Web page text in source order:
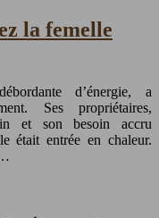
la femelle
d’énergie, a
Ses propriétaires,
et son besoin accru
était entrée en chaleur.